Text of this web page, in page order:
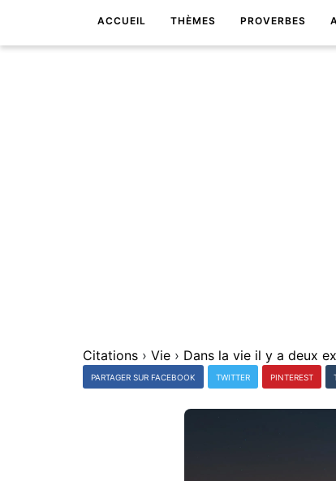
ACCUEIL THÈMES PROVERBES
Citations › Vie ›
PARTAGER SUR FACEBOOK TWITTER PINTEREST